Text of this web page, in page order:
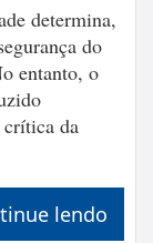
determina,
do
entanto, o
crítica da
lendo